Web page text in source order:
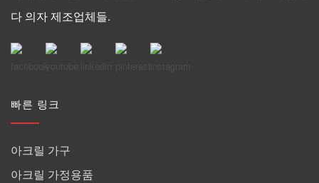
다 의자 제조업체들.
빠른 링크
아크릴 가구
아크릴 가정용품